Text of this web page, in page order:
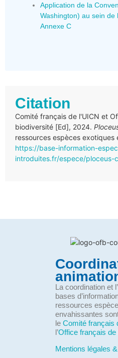
Application de la
Washington) au sein de
Annexe C
Citation
Comité français de l'UICN et
biodiversité [Ed], 2024.
ressources espèces exotiques
https://base-information-
introduites.fr/espece/ploceus-
La coordination et
bases
ressources
envahissantes
le Comité français
l’Office français de
Mentions légales